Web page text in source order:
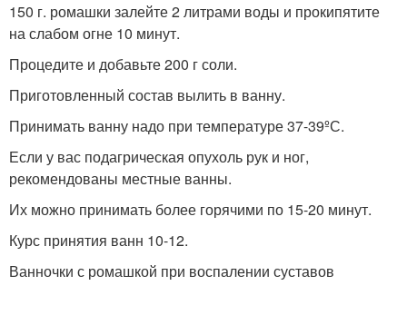
150 г. ромашки залейте 2 литрами воды и прокипятите
на слабом огне 10 минут.
Процедите и добавьте 200 г соли.
Приготовленный состав вылить в ванну.
Принимать ванну надо при температуре 37-39ºС.
Если у вас подагрическая опухоль рук и ног,
рекомендованы местные ванны.
Их можно принимать более горячими по 15-20 минут.
Курс принятия ванн 10-12.
Ванночки с ромашкой при воспалении суставов